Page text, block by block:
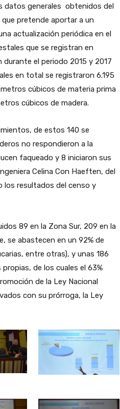
datos generales obtenidos del
pretende aportar a un
actualización periódica en el
que se registran en
el periodo 2015 y 2017
en total se registraron 6.195
cúbicos de materia prima
cúbicos de madera.
de estos 140 se
no respondieron a la
faqueado y 8 iniciaron sus
Celina Con Haeften, del
los resultados del censo y
89 en la Zona Sur, 209 en la
se abastecen en un 92% de
entre otras), y unas 186
de los cuales el 63%
de la Ley Nacional
con su prórroga, la Ley